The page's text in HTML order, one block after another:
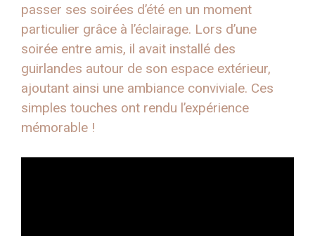
passer ses soirées d’été en un moment
particulier grâce à l’éclairage. Lors d’une
soirée entre amis, il avait installé des
guirlandes autour de son espace extérieur,
ajoutant ainsi une ambiance conviviale. Ces
simples touches ont rendu l’expérience
mémorable !